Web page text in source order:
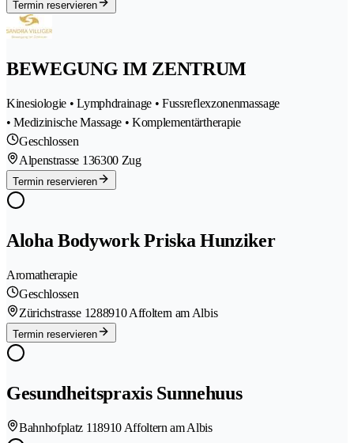
Termin reservieren
BEWEGUNG IM ZENTRUM
Kinesiologie • Lymphdrainage • Fussreflexzonenmassage
• Medizinische Massage • Komplementärtherapie
Geschlossen
Alpenstrasse 136300 Zug
Termin reservieren
Aloha Bodywork Priska Hunziker
Aromatherapie
Geschlossen
Zürichstrasse 1288910 Affoltern am Albis
Termin reservieren
Gesundheitspraxis Sunnehuus
Bahnhofplatz 118910 Affoltern am Albis